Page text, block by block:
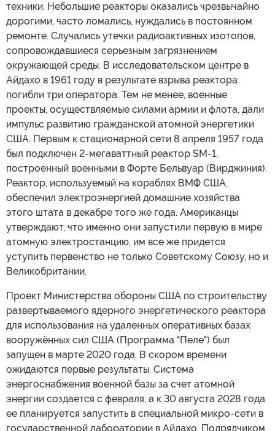
техники. Небольшие реакторы оказались чрезвычайно
дорогими, часто ломались, нуждались в постоянном
ремонте. Случались утечки радиоактивных изотопов,
сопровождавшиеся серьезным загрязнением
окружающей среды. В исследовательском центре в
Айдахо в 1961 году в результате взрыва реактора
погибли три оператора. Тем не менее, военные
проекты, осуществляемые силами армии и флота, дали
импульс развитию гражданской атомной энергетики
США. Первым к стационарной сети 8 апреля 1957 года
был подключен 2-мегаваттный реактор SM-1,
построенный военными в Форте Бельвуар (Вирджиния).
Реактор, используемый на кораблях ВМФ США,
обеспечил электроэнергией домашние хозяйства
этого штата в декабре того же года. Американцы
утверждают, что именно они запустили первую в мире
атомную электростанцию, им все же придется
уступить первенство не только Советскому Союзу, но и
Великобритании.
Проект Министерства обороны США по строительству
развертываемого ядерного энергетического реактора
для использования на удаленных оперативных базах
вооружённых сил США (Программа "Пеле") был
запущен в марте 2020 года. В скором времени
ожидаются первые результаты. Система
энергоснабжения военной базы за счет атомной
энергии создается с февраля, а к 30 августа 2028 года
ее планируется запустить в специальной микро-сети в
государственной лаборатории в Айдахо. Подрядчиком